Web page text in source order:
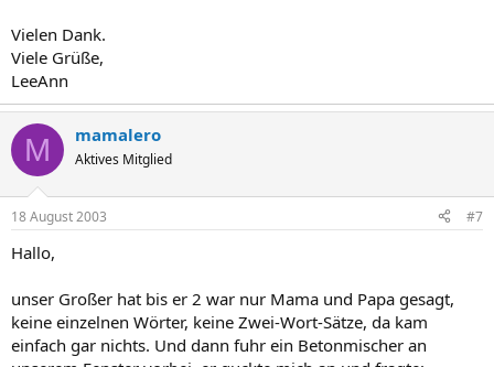
Vielen Dank.
Viele Grüße,
LeeAnn
M mamalero
Aktives Mitglied
18 August 2003 #7
Hallo,
unser Großer hat bis er 2 war nur Mama und Papa gesagt,
keine einzelnen Wörter, keine Zwei-Wort-Sätze, da kam
einfach gar nichts. Und dann fuhr ein Betonmischer an